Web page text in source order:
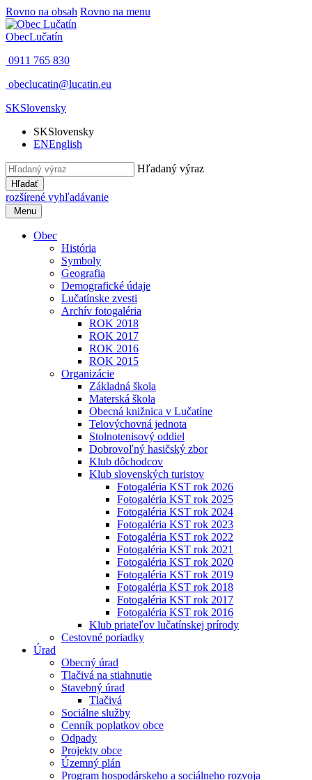
Rovno na obsah Rovno na menu
ObecLučatín
0911 765 830
obeclucatin@lucatin.eu
SKSlovensky
SKSlovensky
ENEnglish
Hľadaný výraz
Hľadať
rozšírené vyhľadávanie
Menu
Obec
História
Symboly
Geografia
Demografické údaje
Lučatínske zvesti
Archív fotogaléria
ROK 2018
ROK 2017
ROK 2016
ROK 2015
Organizácie
Základná škola
Materská škola
Obecná knižnica v Lučatíne
Telovýchovná jednota
Stolnotenisový oddiel
Dobrovoľný hasičský zbor
Klub dôchodcov
Klub slovenských turistov
Fotogaléria KST rok 2026
Fotogaléria KST rok 2025
Fotogaléria KST rok 2024
Fotogaléria KST rok 2023
Fotogaléria KST rok 2022
Fotogaléria KST rok 2021
Fotogaléria KST rok 2020
Fotogaléria KST rok 2019
Fotogaléria KST rok 2018
Fotogaléria KST rok 2017
Fotogaléria KST rok 2016
Klub priateľov lučatínskej prírody
Cestovné poriadky
Úrad
Obecný úrad
Tlačivá na stiahnutie
Stavebný úrad
Tlačivá
Sociálne služby
Cenník poplatkov obce
Odpady
Projekty obce
Územný plán
Program hospodárskeho a sociálneho rozvoja